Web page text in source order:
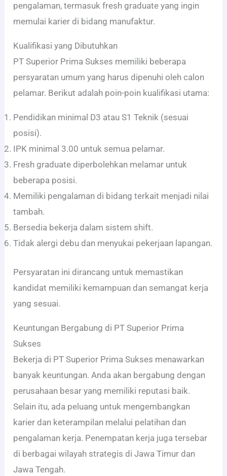
pengalaman, termasuk fresh graduate yang ingin
memulai karier di bidang manufaktur.
Kualifikasi yang Dibutuhkan
PT Superior Prima Sukses memiliki beberapa
persyaratan umum yang harus dipenuhi oleh calon
pelamar. Berikut adalah poin-poin kualifikasi utama:
Pendidikan minimal D3 atau S1 Teknik (sesuai
posisi).
IPK minimal 3.00 untuk semua pelamar.
Fresh graduate diperbolehkan melamar untuk
beberapa posisi.
Memiliki pengalaman di bidang terkait menjadi nilai
tambah.
Bersedia bekerja dalam sistem shift.
Tidak alergi debu dan menyukai pekerjaan lapangan.
Persyaratan ini dirancang untuk memastikan
kandidat memiliki kemampuan dan semangat kerja
yang sesuai.
Keuntungan Bergabung di PT Superior Prima
Sukses
Bekerja di PT Superior Prima Sukses menawarkan
banyak keuntungan. Anda akan bergabung dengan
perusahaan besar yang memiliki reputasi baik.
Selain itu, ada peluang untuk mengembangkan
karier dan keterampilan melalui pelatihan dan
pengalaman kerja. Penempatan kerja juga tersebar
di berbagai wilayah strategis di Jawa Timur dan
Jawa Tengah.